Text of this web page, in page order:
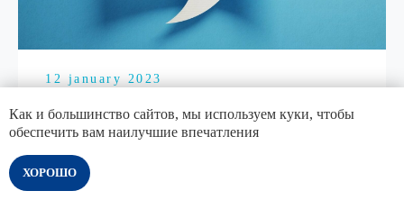
12 january 2023
Существуют ли альтернативы
съёмным пластинчатым протезам?
Да
Как и большинство сайтов, мы используем куки, чтобы
обеспечить вам наилучшие впечатления
ХОРОШО